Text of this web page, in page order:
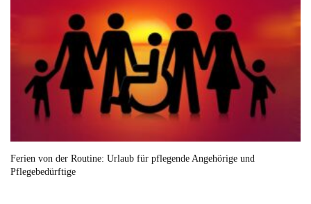
Ferien von der Routine: Urlaub für pflegende Angehörige und
Pflegebedürftige